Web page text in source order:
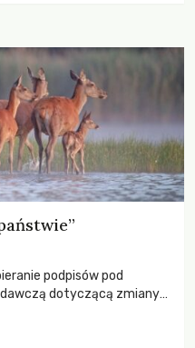
podpisów pod
dotyczącą zmiany